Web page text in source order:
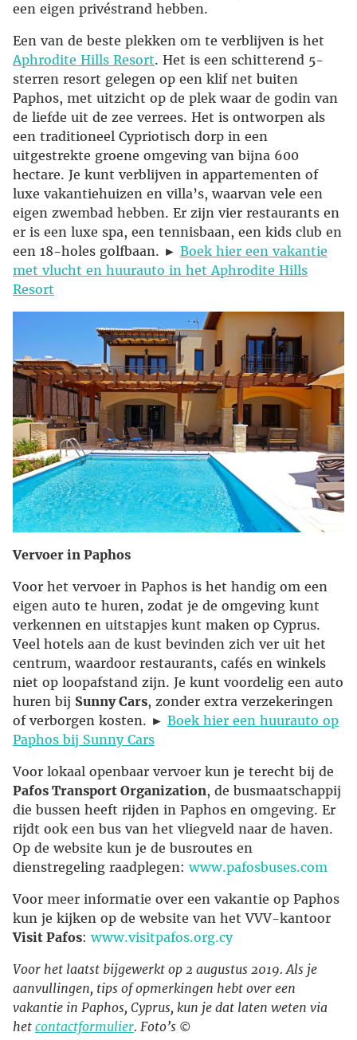
een eigen privéstrand hebben.
Een van de beste plekken om te verblijven is het
Aphrodite Hills Resort. Het is een schitterend 5-
sterren resort gelegen op een klif net buiten
Paphos, met uitzicht op de plek waar de godin van
de liefde uit de zee verrees. Het is ontworpen als
een traditioneel Cypriotisch dorp in een
uitgestrekte groene omgeving van bijna 600
hectare. Je kunt verblijven in appartementen of
luxe vakantiehuizen en villa’s, waarvan vele een
eigen zwembad hebben. Er zijn vier restaurants en
er is een luxe spa, een tennisbaan, een kids club en
een 18-holes golfbaan. ► Boek hier een vakantie
met vlucht en huurauto in het Aphrodite Hills
Resort
Vervoer in Paphos
Voor het vervoer in Paphos is het handig om een
eigen auto te huren, zodat je de omgeving kunt
verkennen en uitstapjes kunt maken op Cyprus.
Veel hotels aan de kust bevinden zich ver uit het
centrum, waardoor restaurants, cafés en winkels
niet op loopafstand zijn. Je kunt voordelig een auto
huren bij Sunny Cars, zonder extra verzekeringen
of verborgen kosten. ► Boek hier een huurauto op
Paphos bij Sunny Cars
Voor lokaal openbaar vervoer kun je terecht bij de
Pafos Transport Organization, de busmaatschappij
die bussen heeft rijden in Paphos en omgeving. Er
rijdt ook een bus van het vliegveld naar de haven.
Op de website kun je de busroutes en
dienstregeling raadplegen: www.pafosbuses.com
Voor meer informatie over een vakantie op Paphos
kun je kijken op de website van het VVV-kantoor
Visit Pafos: www.visitpafos.org.cy
Voor het laatst bijgewerkt op 2 augustus 2019. Als je
aanvullingen, tips of opmerkingen hebt over een
vakantie in Paphos, Cyprus, kun je dat laten weten via
het contactformulier. Foto’s ©